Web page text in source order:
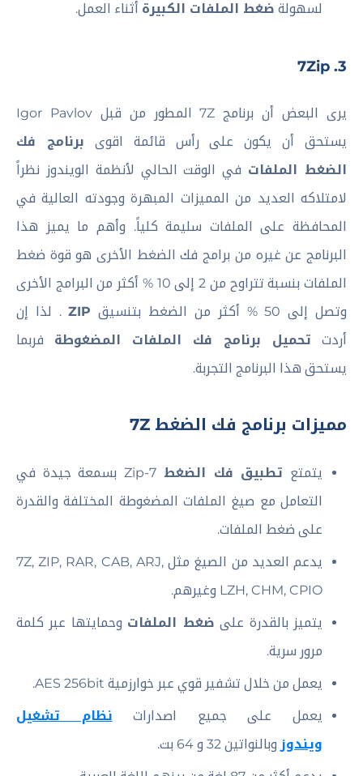
لسهولة ضغط الملفات الكبيرة أثناء العمل.
3. 7Zip
يرى البعض أن برنامج 7Z المطور من قبل Igor Pavlov
يستحق أن يكون على رأس قائمة اقوى برنامج فك
الضغط الملفات في الوقت الحالي لأنظمة الويندوز نظراً
لامتلاكه العديد من المميزات المبهرة وجودته العالية في
المحافظة على الملفات سليمة كلياً. وأهم ما يميز هذا
البرنامج عن غيره من برامج فك الضغط الأخرى هو قوة ضغط
الملفات بنسبة تتراوح من 2 إلى 10 % أكثر من البرامج الأخرى
وتصل إلى 50 % أكثر من الضغط بتنسيق
ZIP. لذا إن
أردت تحميل برنامج فك الملفات المضغوطة فربما
يستحق هذا البرنامج التجربة.
مميزات برنامج فك الضغط 7Z
يتمتع تطبيق فك الضغط
7-Zip بسمعة جيدة في
التعامل مع صيغ الملفات المضغوطة المختلفة والقدرة
على ضغط الملفات.
يدعم العديد من الصيغ مثل 7Z, ZIP, RAR, CAB, ARJ,
LZH, CHM, CPIO وغيرهم.
يتميز بالقدرة على ضغط الملفات وحمايتها عبر كلمة
مرور سرية.
يعمل من خلال تشفير قوي عبر خوارزمية AES 256bit.
يعمل على جميع اصدارات نظام تشغيل
ويندوز وبالنواتين 32 و 64 بت.